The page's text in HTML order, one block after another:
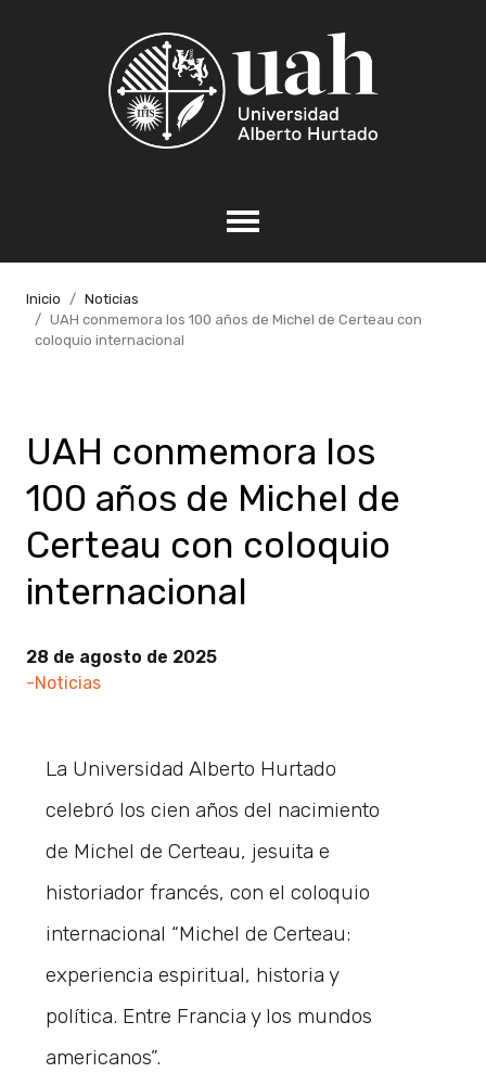
Inicio
Noticias
UAH conmemora los 100 años de Michel de Certeau con
coloquio internacional
UAH conmemora los
100 años de Michel de
Certeau con coloquio
internacional
28 de agosto de 2025
-Noticias
La Universidad Alberto Hurtado
celebró los cien años del nacimiento
de Michel de Certeau, jesuita e
historiador francés, con el coloquio
internacional “Michel de Certeau:
experiencia espiritual, historia y
política. Entre Francia y los mundos
americanos”.